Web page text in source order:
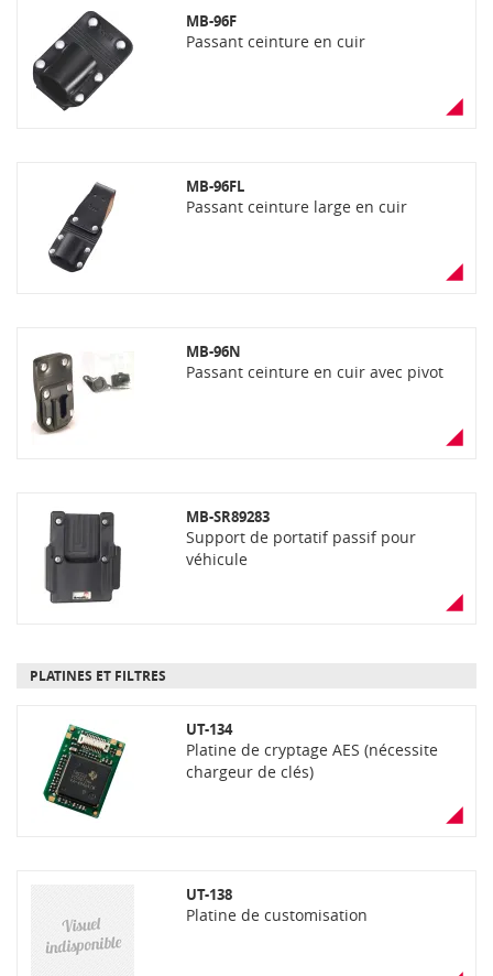
MB-96F
Passant ceinture en cuir
MB-96FL
Passant ceinture large en cuir
MB-96N
Passant ceinture en cuir avec pivot
MB-SR89283
Support de portatif passif pour
véhicule
PLATINES ET FILTRES
UT-134
Platine de cryptage AES (nécessite
chargeur de clés)
UT-138
Platine de customisation